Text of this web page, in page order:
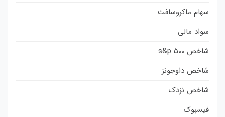
سهام ماکروسافت
سواد مالی
شاخص s&p 500
شاخص داوجونز
شاخص نزدک
فیسبوک